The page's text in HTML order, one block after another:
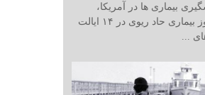
بیماری ها در آمریکا،
عامل احتمالی بروز بیماری حاد ریوی در ۱۴ ایالت
...